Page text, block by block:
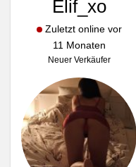
Elif_xo
Zuletzt online vor
11 Monaten
Neuer Verkäufer